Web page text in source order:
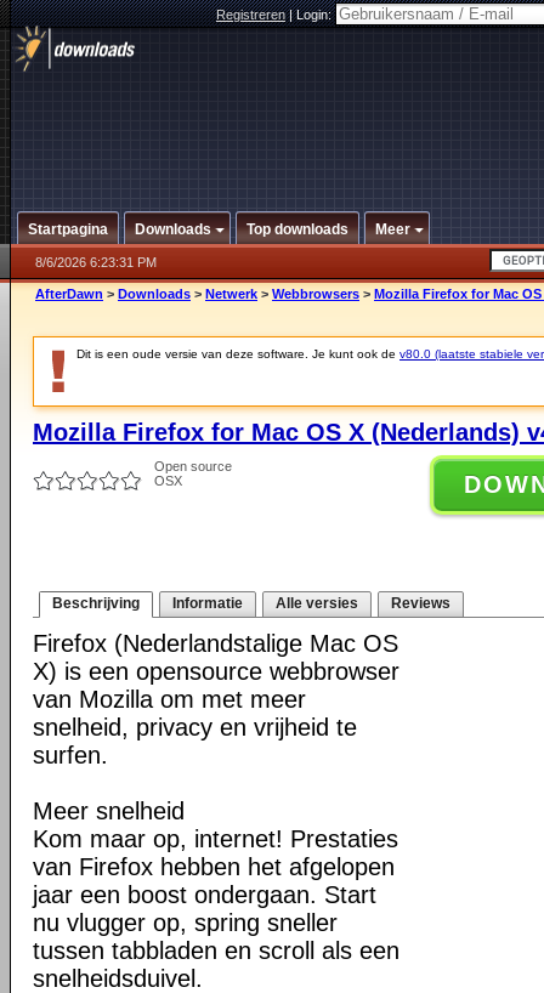
Registreren|Login:
Startpagina Downloads Top downloads Meer
8/6/2026 6:23:31 PM
AfterDawn > Downloads > Netwerk > Webbrowsers > Mozilla Firefox for Mac
Dit is een oude versie van deze software. Je kunt ook de v80.0 (laatste stabiele
Mozilla Firefox for Mac OS X (Nederlands)
Open source
OSX
Beschrijving Informatie Alle versies Reviews
Firefox (Nederlandstalige Mac OS
X) is een opensource webbrowser
van Mozilla om met meer
snelheid, privacy en vrijheid te
surfen.
Meer snelheid
Kom maar op, internet! Prestaties
van Firefox hebben het afgelopen
jaar een boost ondergaan. Start
nu vlugger op, spring sneller
tussen tabbladen en scroll als een
snelheidsduivel.